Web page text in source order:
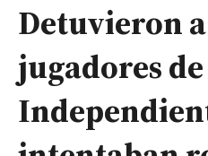
Detuvieron
jugadores de